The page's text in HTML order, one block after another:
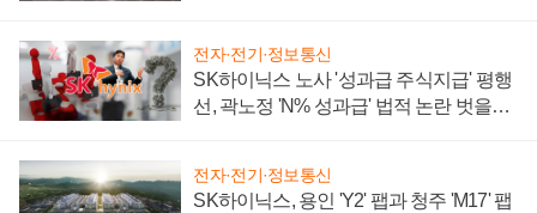
전자·전기·정보통신
SK하이닉스 노사 '성과급 주식지급' 평행
선, 곽노정 'N% 성과급' 법적 논란 벗을지
전자·전기·정보통신
SK하이닉스, 용인 'Y2' 팹과 청주 'M17' 팹